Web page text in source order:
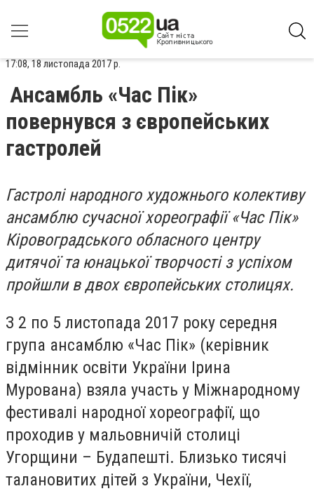
17:08, 18 листопада 2017 р.
Ансамбль «Час Пік»
повернувся з європейських
гастролей
Гастролі народного художнього колективу
ансамблю сучасної хореографії «Час Пік»
Кіровоградського обласного центру
дитячої та юнацької творчості з успіхом
пройшли в двох європейських столицях.
З 2 по 5 листопада 2017 року середня
група ансамблю «Час Пік» (керівник
відмінник освіти України Ірина
Мурована) взяла участь у Міжнародному
фестивалі народної хореографії, що
проходив у мальовничій столиці
Угорщини – Будапешті. Близько тисячі
талановитих дітей з України, Чехії,